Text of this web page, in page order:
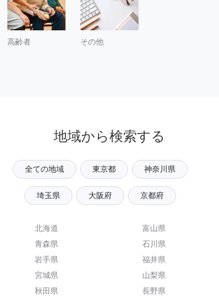
高齢者 その他
地域から検索する
全ての地域 東京都 神奈川県
埼玉県 大阪府 京都府
北海道
青森県
岩手県
宮城県
秋田県
富山県
石川県
福井県
山梨県
長野県